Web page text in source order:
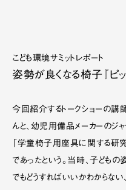
こども環境サミットレポート
姿勢が良くなる椅子『ピ
今回紹介するトークショーの
んと、幼児用備品メーカーのジ
「学童椅子用座具に関する研
であったという。当時、子どもの
でもどうすればいいかわからな